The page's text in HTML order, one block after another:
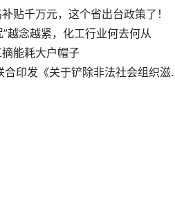
贴千万元，这个省出台政策了！
”越念越紧，化工行业何去何从
能耗大户帽子
民政部等22部门联合